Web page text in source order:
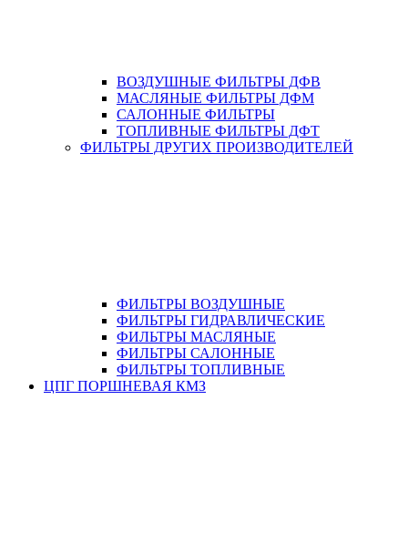
ВОЗДУШНЫЕ ФИЛЬТРЫ ДФВ
МАСЛЯНЫЕ ФИЛЬТРЫ ДФМ
САЛОННЫЕ ФИЛЬТРЫ
ТОПЛИВНЫЕ ФИЛЬТРЫ ДФТ
ФИЛЬТРЫ ДРУГИХ ПРОИЗВОДИТЕЛЕЙ
ФИЛЬТРЫ ВОЗДУШНЫЕ
ФИЛЬТРЫ ГИДРАВЛИЧЕСКИЕ
ФИЛЬТРЫ МАСЛЯНЫЕ
ФИЛЬТРЫ САЛОННЫЕ
ФИЛЬТРЫ ТОПЛИВНЫЕ
ЦПГ ПОРШНЕВАЯ КМЗ